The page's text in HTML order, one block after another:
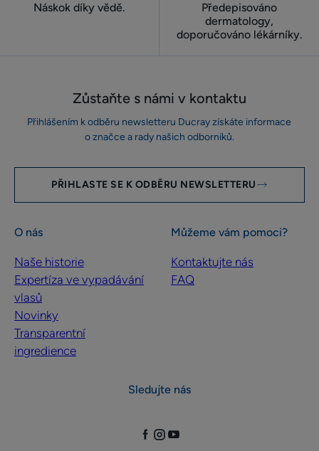
Náskok díky vědě.
Předepisováno
dermatology,
doporučováno lékárníky.
Zůstaňte s námi v kontaktu
Přihlášením k odběru newsletteru Ducray získáte informace
o značce a rady našich odborníků.
PŘIHLASTE SE K ODBĚRU NEWSLETTERU
O nás
Naše historie
Expertíza ve vypadávání
vlasů
Novinky
Transparentní
ingredience
Můžeme vám pomoci?
Kontaktujte nás
FAQ
Sledujte nás